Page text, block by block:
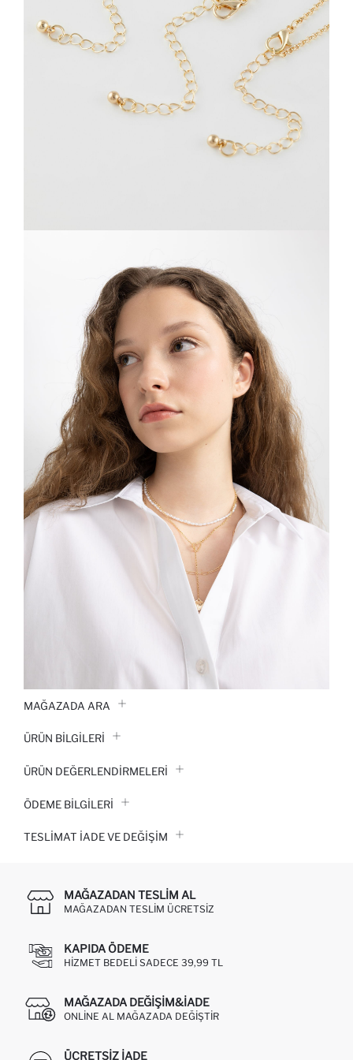
MAĞAZADA ARA
ÜRÜN BILGILERI
ÜRÜN DEĞERLENDİRMELERİ
ÖDEME BİLGİLERİ
TESLIMAT İADE VE DEĞIŞIM
MAĞAZADAN TESLIM AL
MAĞAZADAN TESLIM ÜCRETSIZ
KAPIDA ÖDEME
HIZMET BEDELI SADECE 39,99 TL
MAĞAZADA DEĞIŞIM&İADE
ONLINE AL MAĞAZADA DEĞIŞTIR
ÜCRETSIZ IADE